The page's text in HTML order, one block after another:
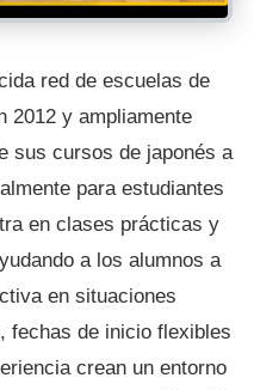
red de escuelas de
2012 y ampliamente
sus cursos de japonés a
para estudiantes
en clases prácticas y
a los alumnos a
en situaciones
fechas de inicio flexibles
crean un entorno